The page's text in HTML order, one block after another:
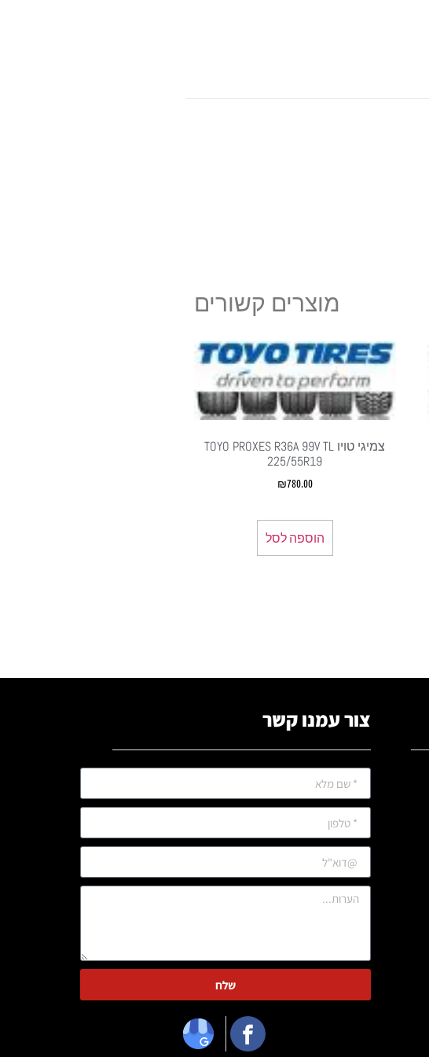
מוצרים קשורים
צמיגי טויו TOYO PROXES R36A 99V TL
225/55R19
₪780.00
הוספה לסל
צור עמנו קשר
שלח